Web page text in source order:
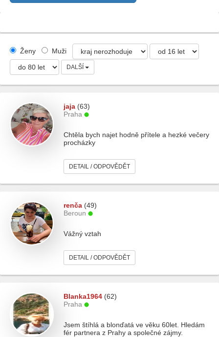
Ženy Muži
DALŠÍ
jaja (63)
Praha
Chtěla bych najet hodně přítele a hezké večery
procházky
DETAIL / ODPOVĚDĚT
renča (49)
Beroun
Vážný vztah
DETAIL / ODPOVĚDĚT
Blanka1964 (62)
Praha
Jsem štíhlá a blonďatá ve věku 60let. Hledám
fér partnera z Prahy a společné zájmy.